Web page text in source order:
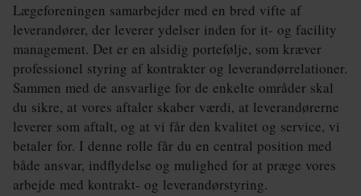
Maritim
Miljø
Social
Transport
Uddannelse
Lægeforeningen samarbejder med en bred vifte af
leverandører, der leverer ydelser inden for it- og facility
management. Det er en alsidig portefølje, som kræver
professionel styring af kontrakter og leverandørrelationer.
Sammen med de ansvarlige for de enkelte områder skal
du sikre, at vores aftaler skaber værdi, at leverandørerne
leverer som aftalt, og at vi får den kvalitet og service, vi
betaler for. I denne rolle får du en central position med
både ansvar, indflydelse og mulighed for at præge vores
arbejde med kontrakt- og leverandørstyring.